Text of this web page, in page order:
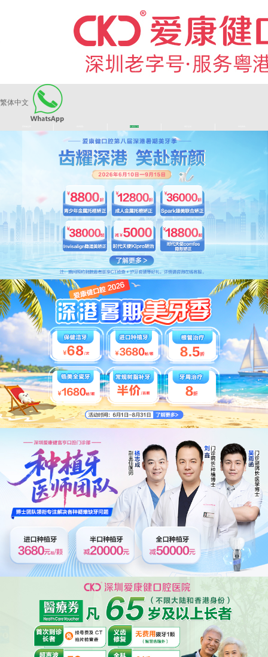
繁体中文
长者医疗券